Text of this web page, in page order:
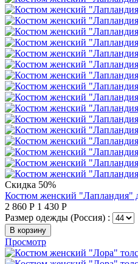
Скидка 50%
Костюм женский "Лапландия"
2 860 Р 1 430 Р
Размер одежды (Россия) :
В корзину
Просмотр